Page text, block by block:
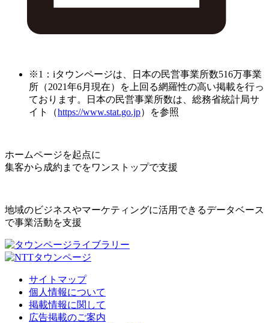
※1：iタウンページは、日本の民営事業所数516万事業
所（2021年6月現在）を上回る網羅性の高い掲載を行っ
ております。日本の民営事業所数は、総務省統計局サ
イト（https://www.stat.go.jp）を参照
ホームページを起点に
集客から成約までをワンストップで支援
地域のビジネスやマーケティングに活用できるデータベース
で事業活動を支援
サイトマップ
個人情報について
掲載情報に関して
広告掲載のご案内